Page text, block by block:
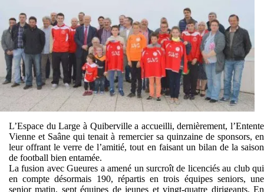
L’Espace du Large à Quiberville a accueilli, dernièrement, l’Entente
Vienne et Saâne qui tenait à remercier sa quinzaine de sponsors, en
leur offrant le verre de l’amitié, tout en faisant un bilan de la saison
de football bien entamée.
La fusion avec Gueures a amené un surcroît de licenciés au club qui
en compte désormais 190, répartis en trois équipes seniors, une
senior matin, sept équipes de jeunes et vingt-quatre dirigeants. En